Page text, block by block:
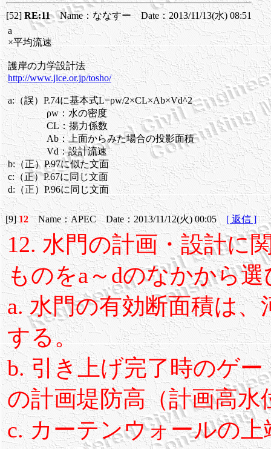
[52]RE:11Name：ななすー Date：2013/11/13(水) 08:51
a
×平均流速
護岸の力学設計法
http://www.jice.or.jp/tosho/
a:（誤）P.74に基本式L=ρw/2×CL×Ab×Vd^2
ρw：水の密度
CL：揚力係数
Ab：上面からみた場合の投影面積
Vd：設計流速
b:（正）P.97に似た文面
c:（正）P.67に同じ文面
d:（正）P.96に同じ文面
[9]12Name：APEC Date：2013/11/12(火) 00:05 [ 返信 ]
12. 水門の計画・設計に
ものをa～dのなかから
a. 水門の有効断面積は
する。
b. 引き上げ完了時のゲ
の計画堤防高（計画高
c. カーテンウォールの